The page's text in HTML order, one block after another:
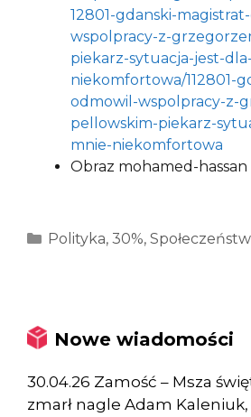
12801-gdanski-
wspolpracy-z-
piekarz-sytuacja-jest-
niekomfortowa/112801-
odmowil-wspolpracy-z-
pellowskim-piekarz-
mnie-niekomfortowa
Obraz mohamed-hassan
Kategorie
Polityka, 30%,
Nowe wiadomości
30.04.26 Zamość – Msza
zmarł nagle Adam